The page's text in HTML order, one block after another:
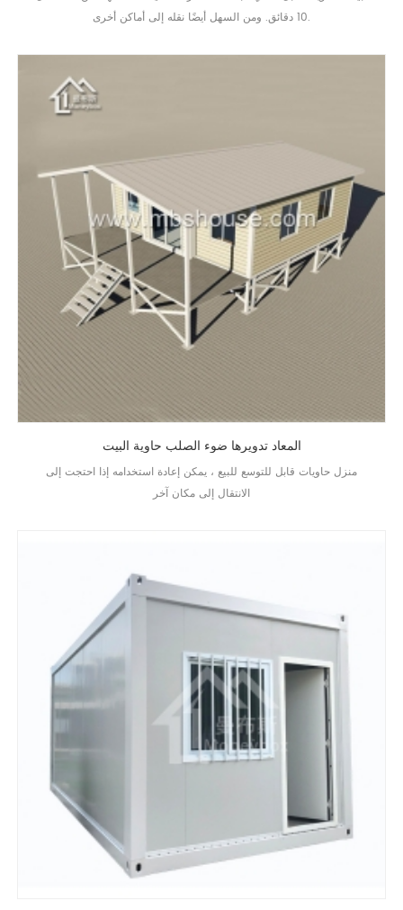
10 دقائق. ومن السهل أيضًا نقله إلى أماكن أخرى.
المعاد تدويرها ضوء الصلب حاوية البيت
منزل حاويات قابل للتوسع للبيع ، يمكن إعادة استخدامه إذا احتجت إلى
الانتقال إلى مكان آخر